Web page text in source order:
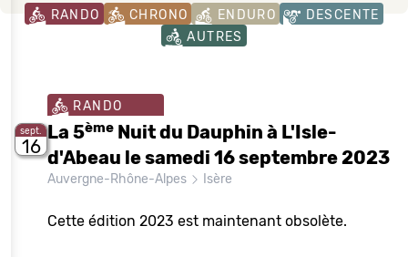
RANDO CHRONO ENDURO
DESCENTE
AUTRES
sept.
16
RANDO
La 5ème Nuit du Dauphin à L'Isle-
d'Abeau le samedi 16 septembre 2023
Auvergne-Rhône-Alpes Isère
Cette édition 2023 est maintenant obsolète.